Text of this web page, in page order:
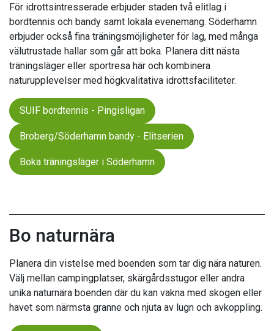
För idrottsintresserade erbjuder staden två elitlag i
bordtennis och bandy samt lokala evenemang. Söderhamn
erbjuder också fina träningsmöjligheter för lag, med många
välutrustade hallar som går att boka. Planera ditt nästa
träningsläger eller sportresa här och kombinera
naturupplevelser med högkvalitativa idrottsfaciliteter.
SUIF bordtennis - Pingisligan
Broberg/Söderhamn bandy - Elitserien
Boka träningsläger i Söderhamn
Bo naturnära
Planera din vistelse med boenden som tar dig nära naturen.
Välj mellan campingplatser, skärgårdsstugor eller andra
unika naturnära boenden där du kan vakna med skogen eller
havet som närmsta granne och njuta av lugn och avkoppling.